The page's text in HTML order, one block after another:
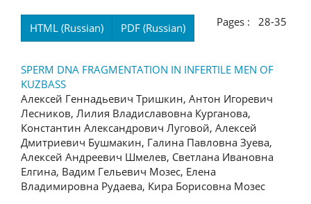
HTML (Russian) PDF (Russian) Pages : 28-35
SPERM DNA FRAGMENTATION IN INFERTILE MEN OF
KUZBASS
Алексей Геннадьевич Тришкин, Антон Игоревич
Лесников, Лилия Владиславовна Курганова,
Константин Александрович Луговой, Алексей
Дмитриевич Бушмакин, Галина Павловна Зуева,
Алексей Андреевич Шмелев, Светлана Ивановна
Елгина, Вадим Гельевич Мозес, Елена
Владимировна Рудаева, Кира Борисовна Мозес